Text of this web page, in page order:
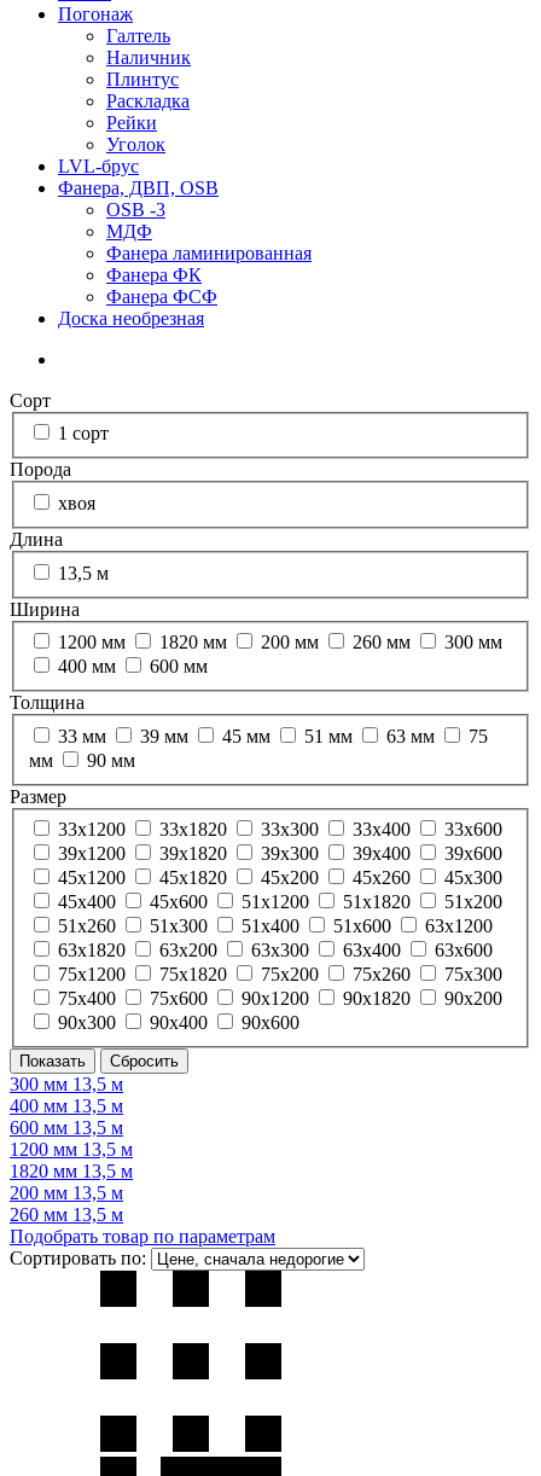
Погонаж
Галтель
Наличник
Плинтус
Раскладка
Рейки
Уголок
LVL-брус
Фанера, ДВП, OSB
OSB -3
МДФ
Фанера ламинированная
Фанера ФК
Фанера ФСФ
Доска необрезная
Сорт
1 сорт
Порода
хвоя
Длина
13,5 м
Ширина
1200 мм
1820 мм 200 мм 260 мм
300 мм
400 мм
600 мм
Толщина
33 мм
39 мм 45 мм 51 мм 63 мм
75
мм
90 мм
Размер
33х1200
33х1820 33х300 33х400
33х600
39х1200
39х1820 39х300 39х400
39х600
45х1200
45х1820 45х200 45х260
45х300
45х400
45х600 51х1200 51х1820
51х200
51х260
51х300 51х400 51х600
63х1200
63х1820
63х200 63х300 63х400
63х600
75х1200
75х1820 75х200 75х260
75х300
75х400
75х600 90х1200 90х1820
90х200
90х300
90х400 90х600
300 мм 13,5 м
400 мм 13,5 м
600 мм 13,5 м
1200 мм 13,5 м
1820 мм 13,5 м
200 мм 13,5 м
260 мм 13,5 м
Подобрать товар по параметрам
Сортировать по: